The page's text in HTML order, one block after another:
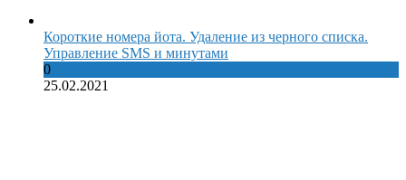
Короткие номера йота. Удаление из черного списка.
Управление SMS и минутами
0
25.02.2021